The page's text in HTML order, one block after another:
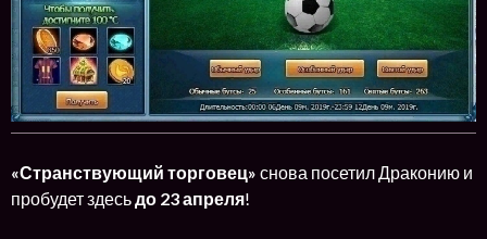
«Странствующий торговец» снова посетил Драконию и
пробудет здесьдо 23 апреля!